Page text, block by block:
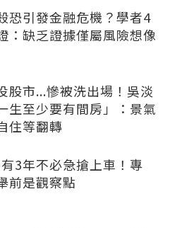
恐引發金融危機？學者4
：缺乏證據僅屬風險想像
股市...慘被洗出場！吳淡
生至少要有間房」：景氣
住等翻轉
3年不必急搶上車！專
前是觀察點